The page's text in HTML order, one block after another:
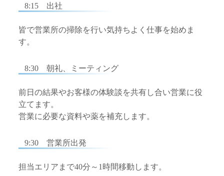
8:15 出社
皆で営業所の掃除を行い気持ちよく仕事を始めま
す。
8:30 朝礼、ミーティング
前日の結果やお客様の体験談を共有し合い営業に役
立てます。
営業に必要な資料や薬を補充します。
9:30 営業所出発
担当エリアまで40分～1時間移動します。